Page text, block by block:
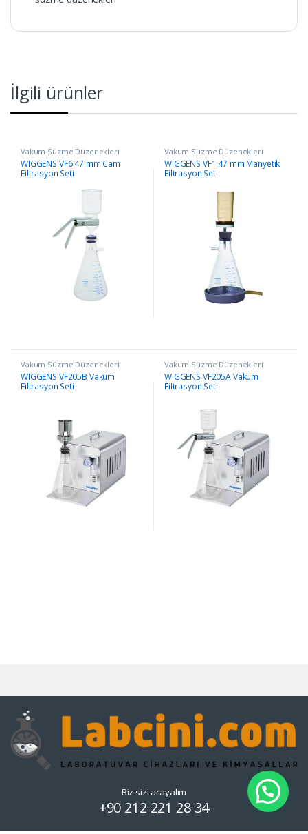
İlgili ürünler
Vakum Süzme Düzenekleri
WIGGENS VF6 47 mm Cam
Filtrasyon Seti
Vakum Süzme Düzenekleri
WIGGENS VF1 47 mm Manyetik
Filtrasyon Seti
Vakum Süzme Düzenekleri
WIGGENS VF205B Vakum
Filtrasyon Seti
Vakum Süzme Düzenekleri
WIGGENS VF205A Vakum
Filtrasyon Seti
Biz sizi arayalım
+90 212 221 28 34